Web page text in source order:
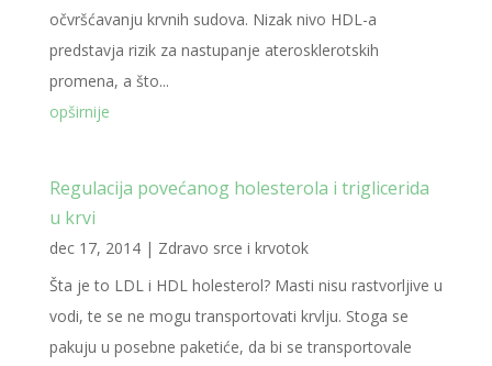
očvršćavanju krvnih sudova. Nizak nivo HDL-a
predstavja rizik za nastupanje aterosklerotskih
promena, a što...
opširnije
Regulacija povećanog holesterola i triglicerida
u krvi
dec 17, 2014| Zdravo srce i krvotok
Šta je to LDL i HDL holesterol? Masti nisu rastvorljive u
vodi, te se ne mogu transportovati krvlju. Stoga se
pakuju u posebne paketiće, da bi se transportovale